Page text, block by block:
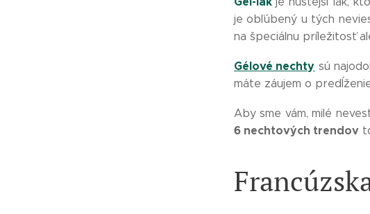
je obľúbený u tých
na špeciálnu príležitosť
Gélové nechty sú
máte záujem o
Aby sme vám, milé
6 nechtových trendov